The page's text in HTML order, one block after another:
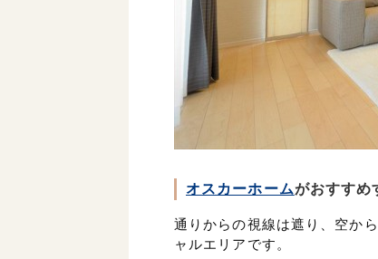
オスカーホームがおすすめ
通りからの視線は遮り、空か
ャルエリアです。